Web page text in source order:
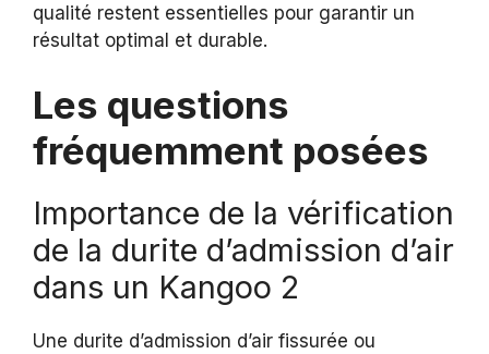
qualité restent essentielles pour garantir un
résultat optimal et durable.
Les questions
fréquemment posées
Importance de la vérification
de la durite d’admission d’air
dans un Kangoo 2
Une durite d’admission d’air fissurée ou